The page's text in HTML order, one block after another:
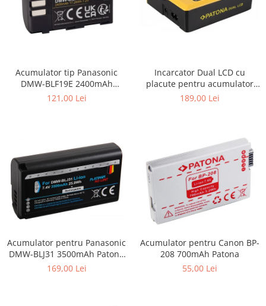
Acumulator tip Panasonic
DMW-BLF19E 2400mAh
Patona Protect
121,00 Lei
Incarcator Dual LCD cu
placute pentru acumulator
Sony NP-F970 Patona
189,00 Lei
Acumulator pentru Panasonic
DMW-BLJ31 3500mAh Patona
Platinum
169,00 Lei
Acumulator pentru Canon BP-
208 700mAh Patona
55,00 Lei